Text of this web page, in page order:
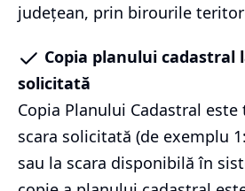
județean, prin birourile
Copia planului cadastral
solicitată
Copia Planului Cadastral
scara solicitată (de exemplu
sau la scara disponibilă în